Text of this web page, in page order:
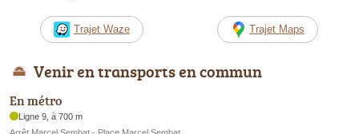
Trajet Waze Trajet Maps
Venir en transports en commun
En métro
Ligne 9, à 700 m